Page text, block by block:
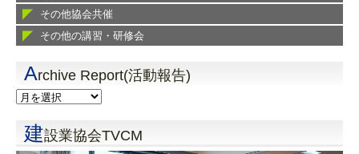
その他協会共催
その他の講習・研修会
Archive Report(活動報告)
建設業協会TVCM